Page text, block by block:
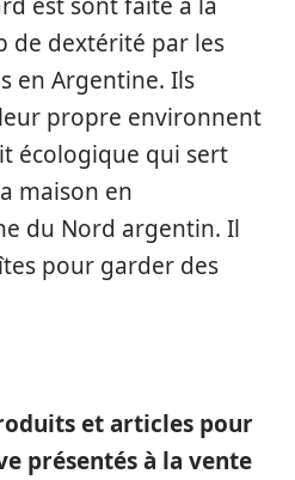
de dextérité par les
en Argentine. Ils
propre environnent
écologique qui sert
maison en
du Nord argentin. Il
pour garder des
et articles pour
présentés à la vente